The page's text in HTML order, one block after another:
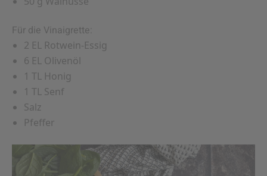
Für die Vinaigrette:
2 EL Rotwein-Essig
6 EL Olivenöl
1 TL Honig
1 TL Senf
Salz
Pfeffer